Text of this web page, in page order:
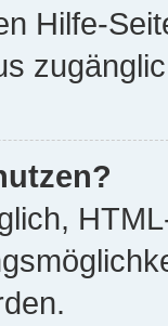
Hilfe-